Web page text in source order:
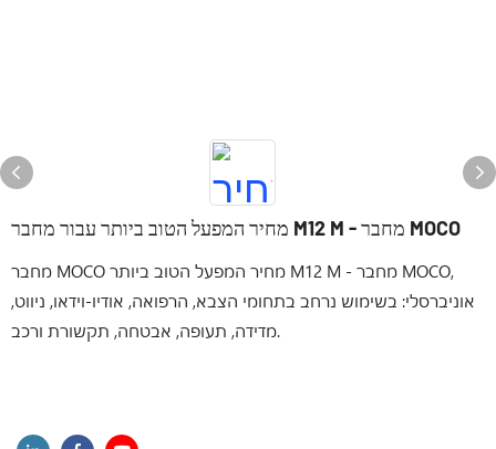
מחיר המפעל הטוב ביותר עבור מחבר M12 M - מחבר MOCO
מחבר MOCO מחיר המפעל הטוב ביותר M12 M - מחבר MOCO,
אוניברסלי: בשימוש נרחב בתחומי הצבא, הרפואה, אודיו-וידאו, ניווט,
מדידה, תעופה, אבטחה, תקשורת ורכב.